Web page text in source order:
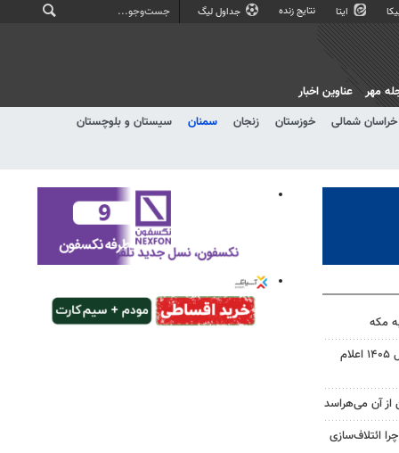
ایتا نتایج زنده جداول لیگ
خراسان شمالی خوزستان زنجان سمنان
سیستان و بلوچستان
مهر عناوین اخبار
مکه
نتیجه آزمون ورودی سمپاد سال ۱۴۰۵ اعلام
از آن می‌هراسد
ائتلاف‌سازی